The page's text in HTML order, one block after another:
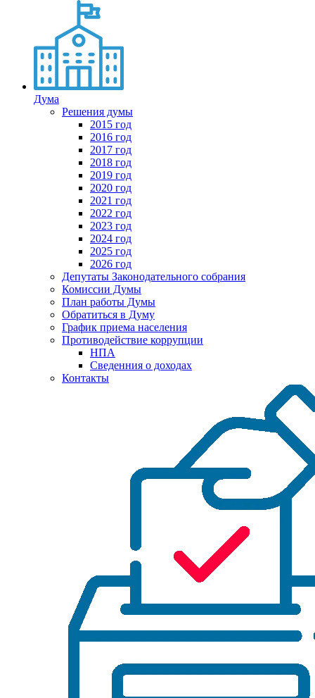
Дума
Решения думы
2015 год
2016 год
2017 год
2018 год
2019 год
2020 год
2021 год
2022 год
2023 год
2024 год
2025 год
2026 год
Депутаты Законодательного собрания
Комиссии Думы
План работы Думы
Обратиться в Думу
График приема населения
Противодействие коррупции
НПА
Сведенния о доходах
Контакты